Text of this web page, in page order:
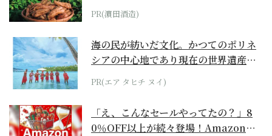
PR(濵田酒造)
海の民が紡いだ文化。かつてのポリネ
シアの中心地であり現在の世界遺産か
らみえてくる...
PR(エア タヒチ ヌイ)
「え、こんなセールやってたの？」8
0％OFF以上が続々登場！Amazonの